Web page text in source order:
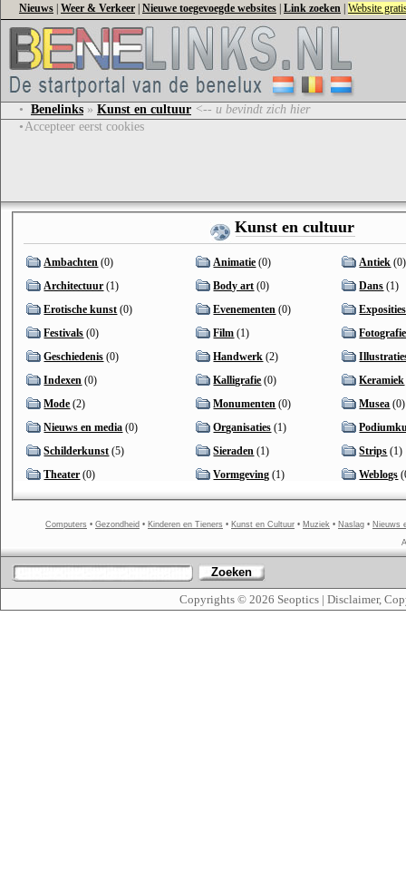
Nieuws Weer & Verkeer Nieuwe toegevoegde websites Link zoeken Website
• Benelinks » Kunst en cultuur <-- u bevindt zich hier
•Accepteer eerst cookies
Kunst en cultuur
Ambachten (0) Animatie (0) Antiek (0)
Architectuur (1) Body art (0) Dans (1)
Erotische kunst (0) Evenementen (0)
Festivals (0) Film (1)
Fotografie
Geschiedenis (0) Handwerk (2)
Indexen (0) Kalligrafie (0) Keramiek
Mode (2) Monumenten (0) Musea (0)
Nieuws en media (0) Organisaties (1)
Schilderkunst (5) Sieraden (1) Strips (1)
Theater (0) Vormgeving (1) Weblogs
Computers • Gezondheid • Kinderen en Tieners • Kunst en Cultuur • Muziek • Naslag • Nieuws
Zoeken
Copyrights © 2026 Seoptics | Disclaimer,